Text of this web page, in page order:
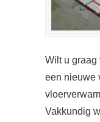
Wilt u graag
een nieuwe
Vakkundig